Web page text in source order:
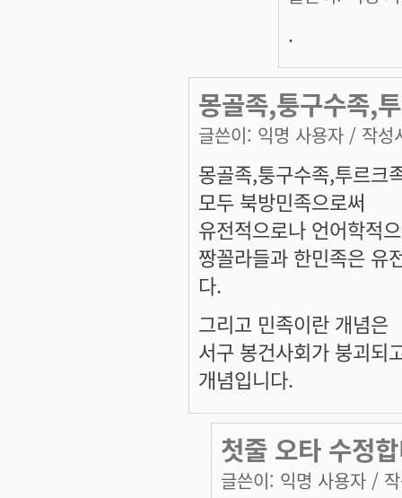
.
몽골족,퉁구수족,
글쓴이: 익명 사용자 / 작성
몽골족,퉁구수족,투르크
모두 북방민족으로써
유전적으로나 언어학적
짱꼴라들과 한민족은 유
다.
그리고 민족이란 개념은
서구 봉건사회가 붕괴되
개념입니다.
첫줄 오타 수정
글쓴이: 익명 사용자 /